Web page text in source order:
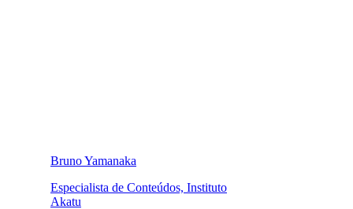
Bruno Yamanaka
Especialista de Conteúdos, Instituto
Akatu